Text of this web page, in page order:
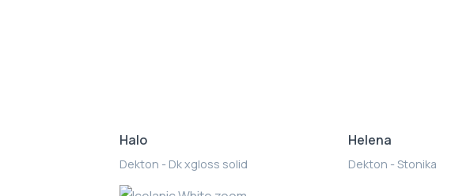
Halo
Dekton - Dk xgloss solid
Helena
Dekton - Stonika